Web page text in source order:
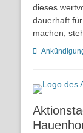
dieses
dauerhaft
machen,
Kategorien